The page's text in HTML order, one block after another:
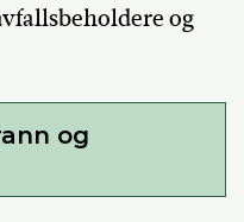
og
og